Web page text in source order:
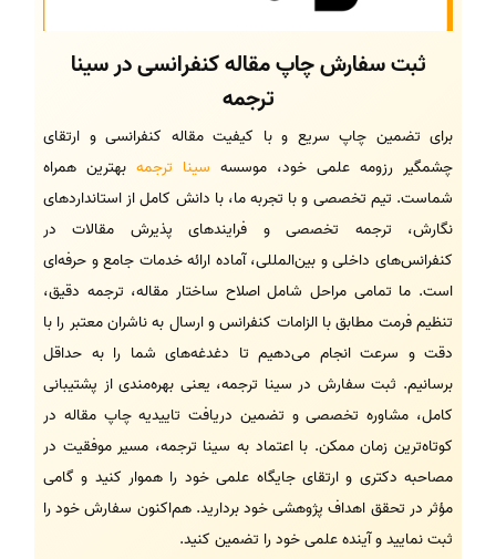
ثبت سفارش چاپ مقاله کنفرانسی در سینا
ترجمه
برای تضمین چاپ سریع و با کیفیت مقاله کنفرانسی و ارتقای
چشمگیر رزومه علمی خود، موسسه سینا ترجمه بهترین همراه
شماست. تیم تخصصی و با تجربه ما، با دانش کامل از استانداردهای
نگارش، ترجمه تخصصی و فرایندهای پذیرش مقالات در
کنفرانس‌های داخلی و بین‌المللی، آماده ارائه خدمات جامع و حرفه‌ای
است. ما تمامی مراحل شامل اصلاح ساختار مقاله، ترجمه دقیق،
تنظیم فرمت مطابق با الزامات کنفرانس و ارسال به ناشران معتبر را با
دقت و سرعت انجام می‌دهیم تا دغدغه‌های شما را به حداقل
برسانیم. ثبت سفارش در سینا ترجمه، یعنی بهره‌مندی از پشتیبانی
کامل، مشاوره تخصصی و تضمین دریافت تاییدیه چاپ مقاله در
کوتاه‌ترین زمان ممکن. با اعتماد به سینا ترجمه، مسیر موفقیت در
مصاحبه دکتری و ارتقای جایگاه علمی خود را هموار کنید و گامی
مؤثر در تحقق اهداف پژوهشی خود بردارید. هم‌اکنون سفارش خود را
ثبت نمایید و آینده علمی خود را تضمین کنید.